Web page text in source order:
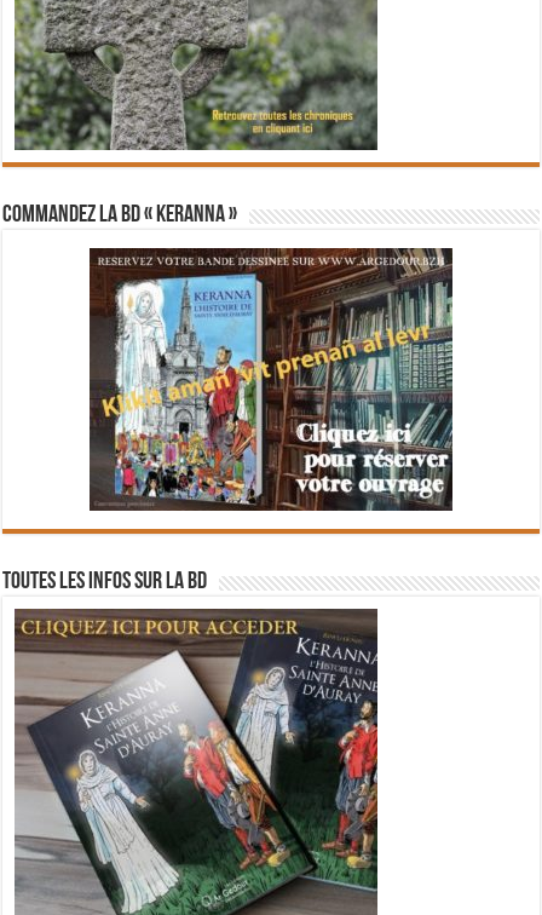
Commandez la BD « Keranna »
Toutes les infos sur la BD